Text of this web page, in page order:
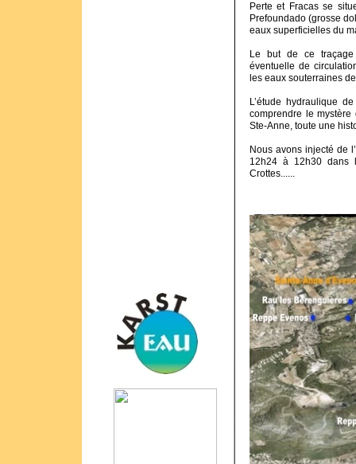
Perte et Fracas se
Prefoundado (grosse
eaux superficielles du
Le but de ce traçage
éventuelle de
les eaux souterraines
L’étude hydraulique
comprendre le
Ste-Anne, toute une
Nous avons injecté de
12h24 à 12h30 dans
Crottes......